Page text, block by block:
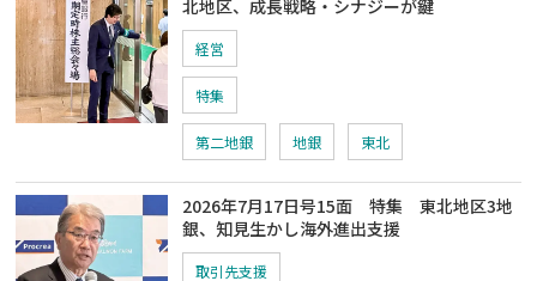
北地区、成長戦略・シナジーが鍵
経営
特集
第二地銀 地銀 東北
2026年7月17日号15面 特集 東北地区3地
銀、知見生かし海外進出支援
取引先支援